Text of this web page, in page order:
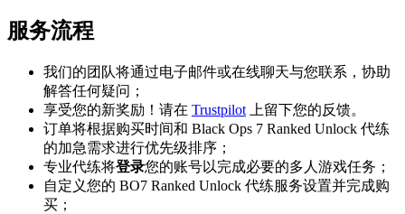
服务流程
我们的团队将通过电子邮件或在线聊天与您联系，协助
解答任何疑问；
享受您的新奖励！请在 Trustpilot 上留下您的反馈。
订单将根据购买时间和 Black Ops 7 Ranked Unlock 代练
的加急需求进行优先级排序；
专业代练将登录您的账号以完成必要的多人游戏任务；
自定义您的 BO7 Ranked Unlock 代练服务设置并完成购
买；